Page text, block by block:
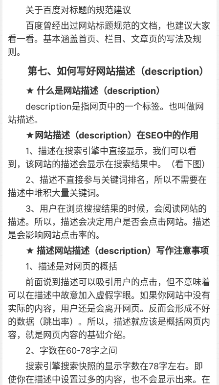
关于百度对标题的规范建议
百度曾经出过网站标题规范的文档，也建议大家
看一看。基本涵盖首页、栏目、文章页的写法及规
则。
第七、如何写好网站描述（description）
★ 什么是网站描述（description）
description是指网页中的一个标签。也叫做网
站描述。
★ 网站描述（description） 在SEO中的作用
1、描述在搜索引擎中直接显示，我们可以看
到，该网站的描述会显示在搜索结果中。（看下图）
2、描述不直接参与关键词排名，所以不需要在
描述中堆积大量关键词。
3、用户在浏览搜搜结果的时候，会阅读网站的
描述。所以，描述会决定用户是否会点击网站。描述
是会影响网站点击率的。
★ 描述网站描述（description） 写作注意事项
1、描述是对网页的概括
前面说到描述可以吸引用户的点击，但不意味着
可以在描述中故意加入虚假字眼。如果你网站中没有
实际的内容，用户还是会离开网页。反而会形成不好
的数据（跳出率）。所以，描述就应该是概括网页内
容，就是网页内容的基础介绍。
2、字数在60-78字之间
搜索引擎搜索快照的显示字数在78字左右。即
使你在描述中设置过多的内容，也不会显示出来。在